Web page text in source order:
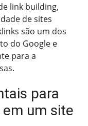
link building,
de sites
são um dos
do Google e
para a
para
um site